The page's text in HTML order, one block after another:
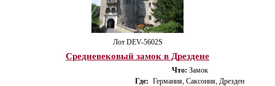
Лот DEV-5602S
Средневековый замок в Дрездене
Что: Замок
Где: Германия, Саксония, Дрезден